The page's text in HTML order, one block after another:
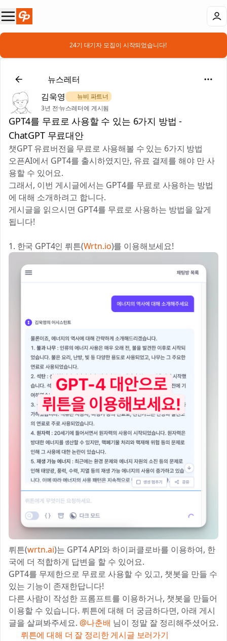
📣 24기 대기자 모집이 시작되었습니다!
🗞️뉴스레터
김욱영
🌿 뉴비 파트너
3년 전·뉴스레터에 게시됨
GPT4를 무료로 사용할 수 있는 6가지 방법 -
ChatGPT 무료대안
챗GPT 유료버전을 무료로 사용해볼 수 있는 6가지 방법
오픈AI에서 GPT4를 출시하였지만, 유료 결제를 해야 만 사
용할 수 있어요.
그래서, 이번 게시글에서는 GPT4를 무료로 사용하는 방법
에 대해 소개하려고 합니다.
게시글을 읽으시면 GPT4를 무료로 사용하는 방법을 알게
됩니다!
1. 한국 GPT4인 뤼튼(Wrtn.io)를 이용해보세요!
뤼튼(wrtn.ai)는 GPT4 API와 하이퍼클로바를 이용하여, 한
국에 더 적합하게 답변을 할 수 있어요.
GPT4를 무제한으로 무료로 사용할 수 있고, 챗봇을 만들 수
있는 기능이 존재한답니다!
다른 사람이 작성한 프롬프트를 이용하거나, 챗봇을 만들어
이용할 수 있습니다. 뤼튼에 대해 더 궁금하다면, 아래 게시
글을 살펴봐주세요. @나춘배 님이 정말 잘 정리해주셨어요.
👉 뤼튼에 대해 더 잘 정리한 게시글 보러가기